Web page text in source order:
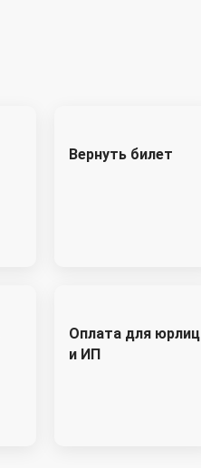
Вернуть билет
Оплата для юрлиц
и ИП